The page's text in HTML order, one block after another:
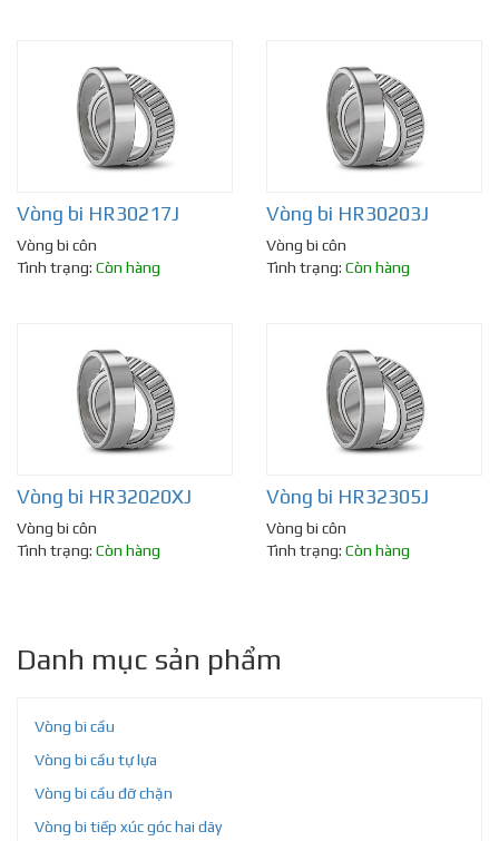
Vòng bi HR30217J
Vòng bi côn
Tình trạng: Còn hàng
Vòng bi HR30203J
Vòng bi côn
Tình trạng: Còn hàng
Vòng bi HR32020XJ
Vòng bi côn
Tình trạng: Còn hàng
Vòng bi HR32305J
Vòng bi côn
Tình trạng: Còn hàng
Danh mục sản phẩm
Vòng bi cầu
Vòng bi cầu tự lựa
Vòng bi cầu đỡ chặn
Vòng bi tiếp xúc góc hai dãy